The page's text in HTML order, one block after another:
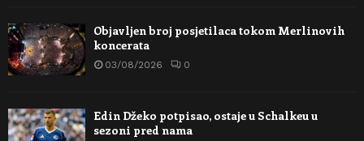
Objavljen broj posjetilaca tokom Merlinovih
koncerata
03/08/2026 0
Edin Džeko potpisao, ostaje u Schalkeu u
sezoni pred nama